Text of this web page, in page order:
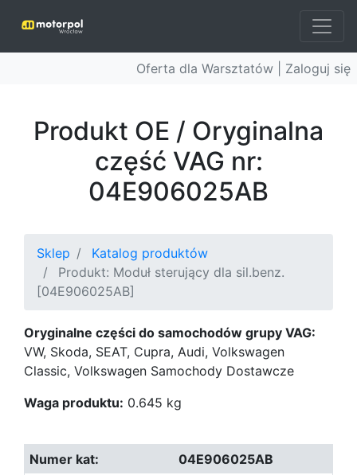
Oferta dla Warsztatów | Zaloguj się
Produkt OE / Oryginalna
część VAG nr:
04E906025AB
Sklep
Katalog produktów
Produkt: Moduł sterujący dla sil.benz.
[04E906025AB]
Oryginalne części do samochodów grupy VAG:
VW, Skoda, SEAT, Cupra, Audi, Volkswagen
Classic, Volkswagen Samochody Dostawcze
Waga produktu: 0.645 kg
04E906025AB